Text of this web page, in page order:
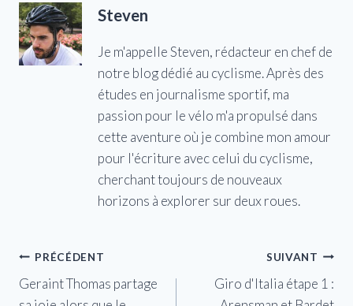
Steven
Je m'appelle Steven, rédacteur en chef de
notre blog dédié au cyclisme. Après des
études en journalisme sportif, ma
passion pour le vélo m'a propulsé dans
cette aventure où je combine mon amour
pour l'écriture avec celui du cyclisme,
cherchant toujours de nouveaux
horizons à explorer sur deux roues.
Navigation
de
PRÉCÉDENT
Geraint Thomas partage
SUIVANT
Giro d'Italia étape 1 :